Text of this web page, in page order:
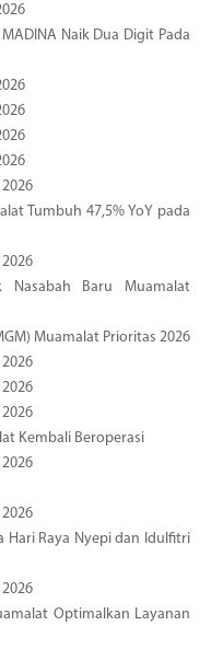
Naik Dua Digit Pada
Tumbuh 47,5% YoY pada
Nasabah Baru Muamalat
Muamalat Prioritas 2026
Kembali Beroperasi
Hari Raya Nyepi dan Idulfitri
Optimalkan Layanan